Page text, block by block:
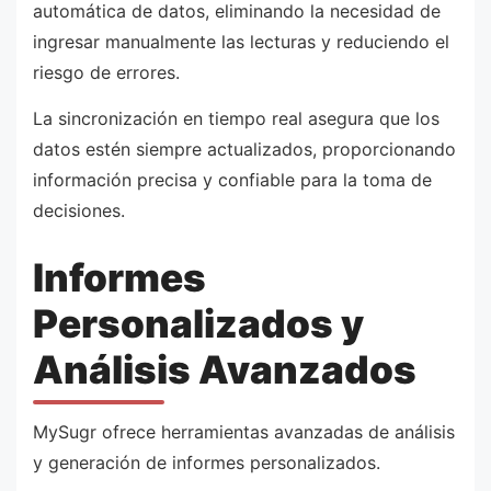
automática de datos, eliminando la necesidad de
ingresar manualmente las lecturas y reduciendo el
riesgo de errores.
La sincronización en tiempo real asegura que los
datos estén siempre actualizados, proporcionando
información precisa y confiable para la toma de
decisiones.
Informes
Personalizados y
Análisis Avanzados
MySugr ofrece herramientas avanzadas de análisis
y generación de informes personalizados.